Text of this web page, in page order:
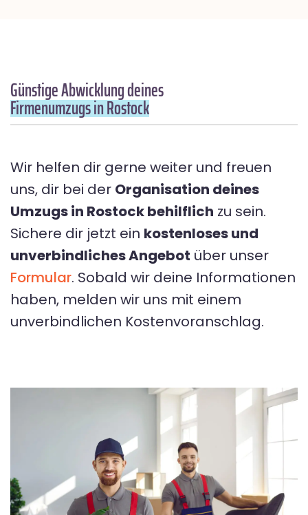
Günstige Abwicklung deines
Firmenumzugs in Rostock
Wir helfen dir gerne weiter und freuen
uns, dir bei der Organisation deines
Umzugs in Rostock behilflich zu sein.
Sichere dir jetzt ein kostenloses und
unverbindliches Angebot über unser
Formular. Sobald wir deine Informationen
haben, melden wir uns mit einem
unverbindlichen Kostenvoranschlag.